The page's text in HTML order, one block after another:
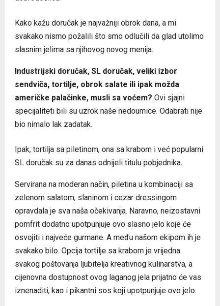
Kako kažu doručak je najvažniji obrok dana, a mi
svakako nismo požalili što smo odlučili da glad utolimo
slasnim jelima sa njihovog novog menija.
Industrijski doručak, SL doručak, veliki izbor
sendviča, tortilje, obrok salate ili ipak možda
američke palačinke, musli sa voćem? Ovi sjajni
specijaliteti bili su uzrok naše nedoumice. Odabrati nije
bio nimalo lak zadatak.
Ipak, tortilja sa piletinom, ona sa krabom i već popularni
SL doručak su za danas odnijeli titulu pobjednika.
Servirana na moderan način, piletina u kombinaciji sa
zelenom salatom, slaninom i cezar dressingom
opravdala je sva naša očekivanja. Naravno, neizostavni
pomfrit dodatno upotpunjuje ovo slasno jelo koje će
osvojiti i najveće gurmane. A među našom ekipom ih je
svakako bilo. Opcija tortilje sa krabom je vrijedna
svakog poštovanja ljubitelja kreativnog kulinarstva, a
cijenovna dostupnost ovog laganog jela prijatno će vas
iznenaditi, kao i pikantni sos koji upotpunjuje ovo jelo.